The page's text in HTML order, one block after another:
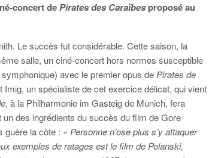
concert dePirates des Caraïbesproposé au
Le succès fut considérable. Cette saison, la
salle, un ciné-concert hors normes susceptible
avec le premier opus de Pirates de
Imig, un spécialiste de cet exercice délicat, qui vient
, à la Philharmonie im Gasteig de Munich, fera
un des ingrédients du succès du film de Gore
guère la côte : « Personne n’ose plus s’y attaquer
exemples de ratages est le film de Polanski,